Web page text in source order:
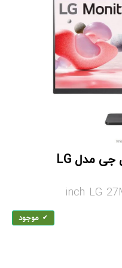
مانیتور گیمینگ 27 اینچ ال جی مدل LG
موجود